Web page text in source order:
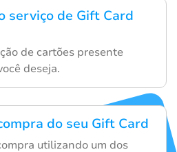
serviço de Gift Card
de cartões presente
deseja.
do seu Gift Card
utilizando um dos